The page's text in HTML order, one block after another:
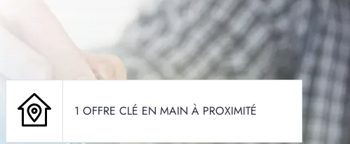
1 OFFRE CLÉ EN MAIN À PROXIMITÉ